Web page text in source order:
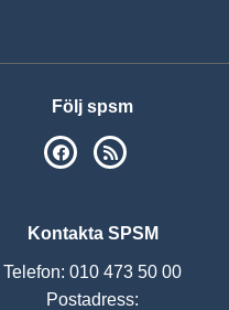
Följ spsm
SPSM på Facebook
Kontakta SPSM
Telefon: 010 473 50 00
Postadress: